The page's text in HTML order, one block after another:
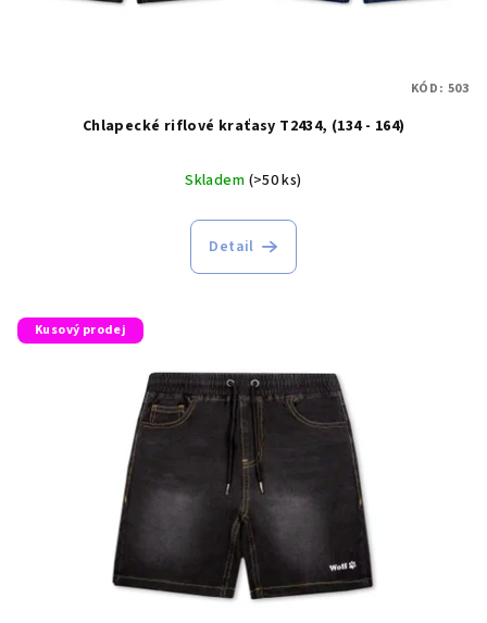
Chlapecké riflové kraťasy T2434, (134 - 164)
Skladem (>50 ks)
Detail
KÓD: 503
Kusový prodej